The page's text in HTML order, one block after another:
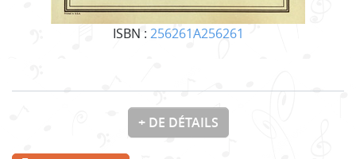
ISBN : 256261A256261
+ DE DÉTAILS